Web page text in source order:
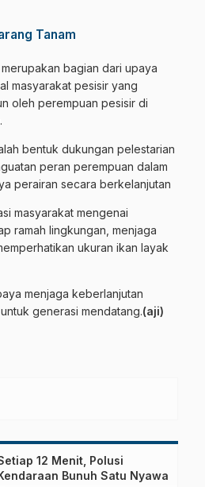
Tanam
bagian dari upaya
masyarakat pesisir yang
oleh perempuan pesisir di
bentuk dukungan pelestarian
peran perempuan dalam
perairan secara berkelanjutan
masyarakat mengenai
ramah lingkungan, menjaga
ukuran ikan layak
menjaga keberlanjutan
generasi mendatang.(aji)
12 Menit, Polusi
Bunuh Satu Nyawa